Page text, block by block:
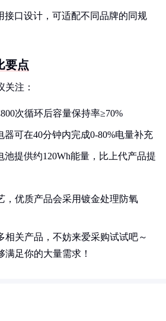
接口设计，可适配不同品牌的同规
要点
关注：
800次循环后容量保持率≥70%
器可在40分钟内完成0-80%电量补充
池提供约120Wh能量，比上代产品提
，优质产品会采用镀金处理防氧
相关产品，不妨来爱采购试试吧～
足你的大量需求！